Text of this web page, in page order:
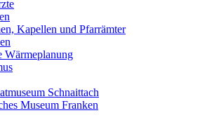
Kapellen und Pfarrämter
Wärmeplanung
Schnaittach
Museum Franken